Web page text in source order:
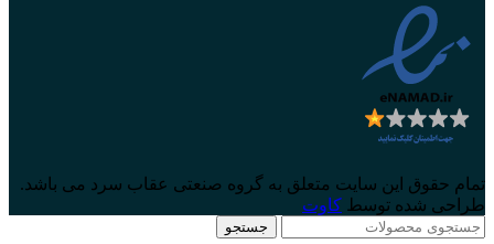
تمام حقوق این سایت متعلق به گروه صنعتی عقاب سرد می باشد.
طراحی شده توسط کاوت
جستجو